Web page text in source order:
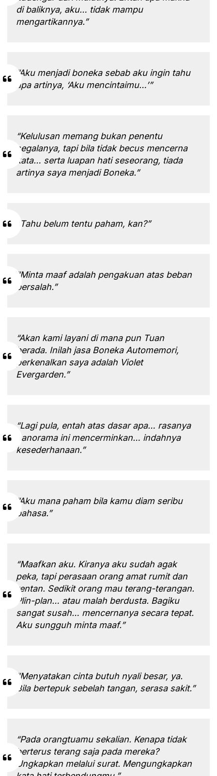
di baliknya, aku… tidak mampu
mengartikannya.”
“Aku menjadi boneka sebab aku ingin tahu
apa artinya, ‘Aku mencintaimu…’”
“Kelulusan memang bukan penentu
segalanya, tapi bila tidak becus mencerna
kata… serta luapan hati seseorang, tiada
artinya saya menjadi Boneka.”
“Tahu belum tentu paham, kan?”
“Minta maaf adalah pengakuan atas beban
bersalah.”
“Akan kami layani di mana pun Tuan
berada. Inilah jasa Boneka Automemori,
perkenalkan saya adalah Violet
Evergarden.”
“Lagi pula, entah atas dasar apa… rasanya
panorama ini mencerminkan… indahnya
kesederhanaan.”
“Aku mana paham bila kamu diam seribu
bahasa.”
“Maafkan aku. Kiranya aku sudah agak
peka, tapi perasaan orang amat rumit dan
rentan. Sedikit orang mau terang-terangan.
Plin-plan… atau malah berdusta. Bagiku
sangat susah… mencernanya secara tepat.
Aku sungguh minta maaf.”
“Menyatakan cinta butuh nyali besar, ya.
Bila bertepuk sebelah tangan, serasa sakit.”
“Pada orangtuamu sekalian. Kenapa tidak
berterus terang saja pada mereka?
Ungkapkan melalui surat. Mengungkapkan